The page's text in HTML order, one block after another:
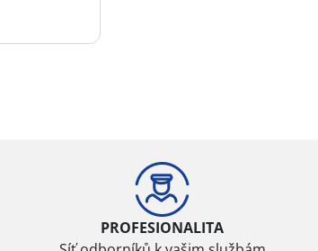
PROFESIONALITA